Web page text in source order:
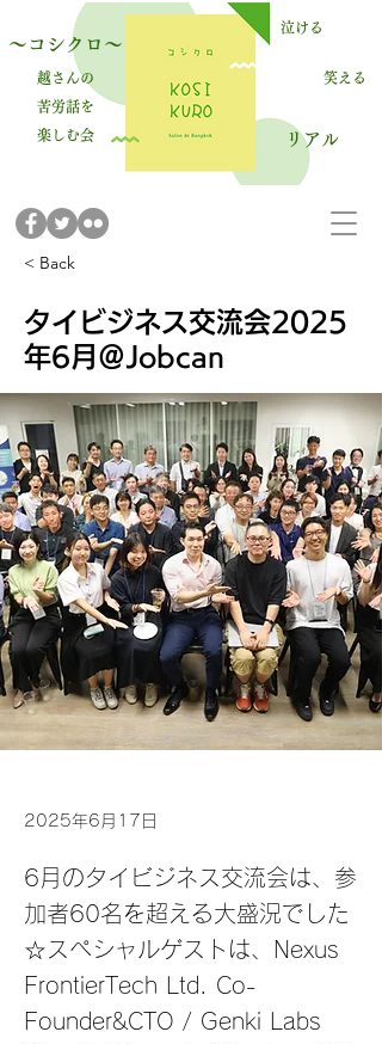
～コシクロ～
越さんの
苦労話を
楽しむ会
笑える
泣ける
​リアル
< Back
タイビジネス交流会2025
年6月＠Jobcan
2025年6月17日
6月のタイビジネス交流会は、参
加者60名を超える大盛況でした
☆スペシャルゲストは、Nexus
FrontierTech Ltd. Co-
Founder&CTO / Genki Labs